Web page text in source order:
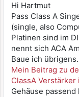
Hi Hartmut
Pass Class A
(single, also
Platinen sind im
nennt sich ACA
Baue ich übrigens.
Mein Beitrag zu
ClassA
Gehäuse